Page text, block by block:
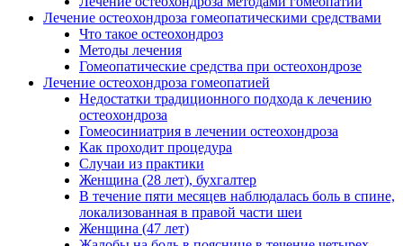
Лечение остеохондроза гомеопатическими средствами
Что такое остеохондроз
Методы лечения
Гомеопатические средства при остеохондрозе
Лечение остеохондроза гомеопатией
Недостатки традиционного подхода к лечению
остеохондроза
Гомеосиниатрия в лечении остеохондроза
Как проходит процедура
Случаи из практики
Женщина (28 лет), бухгалтер
В течение пяти месяцев наблюдалась боль в спине,
локализованная в правой части шеи
Женщина (47 лет)